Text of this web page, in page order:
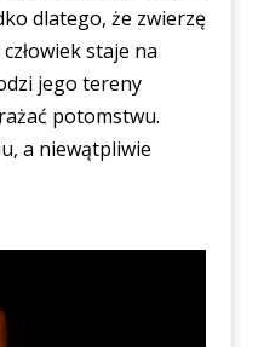
dlatego, że zwierzę
staje na
jego tereny
potomstwu.
a niewątpliwie